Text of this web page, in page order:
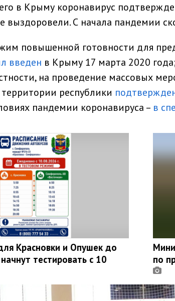
в Крыму коронавирус
выздоровели. С начала пандемии
повышенной готовности для
введен в Крыму 17 марта 2020
на проведение массовых
территории республики
пандемии коронавируса – в
Красновки и Опушек до
тестировать с 10
по